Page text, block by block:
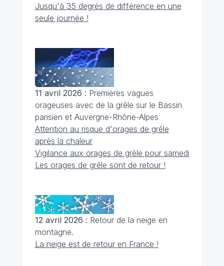
Jusqu'à 35 degrés de différence en une
seule journée !
11 avril 2026 : Premières vagues
orageuses avec de la grêle sur le Bassin
parisien et Auvergne-Rhône-Alpes
Attention au risque d'orages de grêle
après la chaleur
Vigilance aux orages de grêle pour samedi
Les orages de grêle sont de retour !
12 avril 2026 : Retour de la neige en
montagne.
La neige est de retour en France !